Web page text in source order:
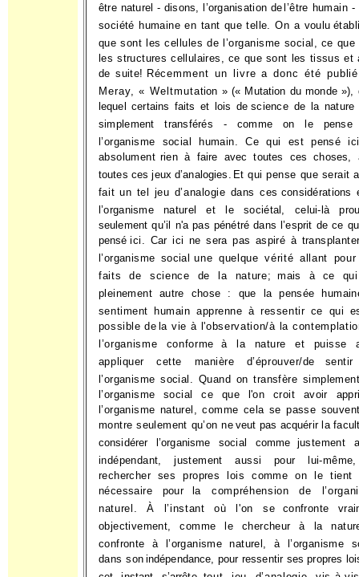
être naturel - disons, l’organisation del’être humain
société humaine en tant que telle. On a voulu
que sont les cellules de l’organisme social, ce que
les structures cellulaires, ce que sont les tissus et
de suite! Récemment un livre a donc été
Meray, « Weltmuta­tion » (« Mutation du monde »),
lequel certains faits et lois de science de la nature
simplement transférés - comme on le pense
l’organisme social humain. Ce qui est pensé
absolument rien à faire avec toutes ces choses,
toutes ces jeux d’analogies. Et qui pense que serait
fait un tel jeu d’analogie dans ces considérations
l’organisme naturel et le sociétal, celui-là
seulement qu’il n'a pas pénétré dans l’esprit de ce
pensé ici. Car ici ne sera pas aspiré à
l’organisme social une quelque vérité allant
faits de science de la nature;
mais à ce
pleinement autre chose : que la pensée
sentiment humain apprenne à ressentir ce qui
possible de la vie à l'observation/à la
l’organisme conforme
à la nature et puisse
appliquer cette manière d’éprouver/de
l’organisme social. Quand on transfère
l’organisme social ce que l'on croit avoir
l’organisme natu­rel, comme cela se passe
montre seulement qu’on ne veut pas acquérir la
considérer l’organisme social comme justement
indépendant, justement aussi pour lui-
rechercher ses propres lois comme on le tient
nécessaire pour
la compréhension de
naturel. À l’instant où l'on se
confronte
objectivement, comme le chercheur à la
confronte à l’organisme naturel, à l’organisme
dans son indépendance, pour ressentir ses propres